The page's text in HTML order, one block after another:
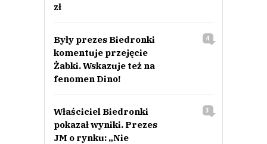
zł
Były prezes Biedronki
komentuje przejęcie
Żabki. Wskazuje też na
fenomen Dino!
4
Właściciel Biedronki
pokazał wyniki. Prezes
JM o rynku: „Nie
3